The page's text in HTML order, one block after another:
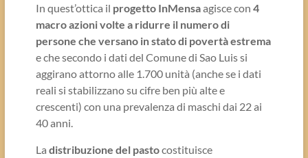
In quest’ottica il progetto InMensaagisce con4
macro azioni volte a ridurre il numero di
persone che versano in stato di povertà estrema
e che secondo i dati del Comune di Sao Luis si
aggirano attorno alle 1.700 unità (anche se i dati
reali si stabilizzano su cifre ben più alte e
crescenti) con una prevalenza di maschi dai 22 ai
40 anni.
Ladistribuzione del pastocostituisce